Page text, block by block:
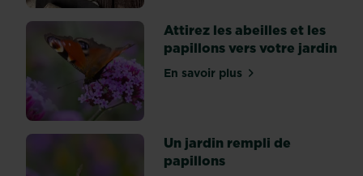
le
moment
est
venu
préparer
votre
jardin
Attirez les abeilles et les
papillons vers votre jardin
En savoir plussur Attirez les abeilles et
Un jardin rempli de
papillons